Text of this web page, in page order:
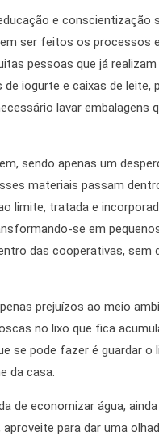
e conscientização
ser feitos os processos
pessoas que já
iogurte e caixas de leite,
lavar embalagens
sendo apenas um
materiais passam
limite, tratada e
se em
das cooperativas, sem
prejuízos ao meio
no lixo que fica
se pode fazer é guardar o
da casa.
de economizar água,
para dar uma